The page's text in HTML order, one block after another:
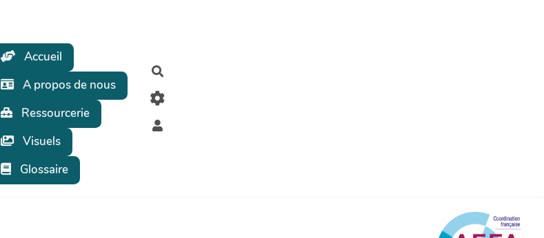
Accueil
A propos de nous
Ressourcerie
Visuels
Glossaire